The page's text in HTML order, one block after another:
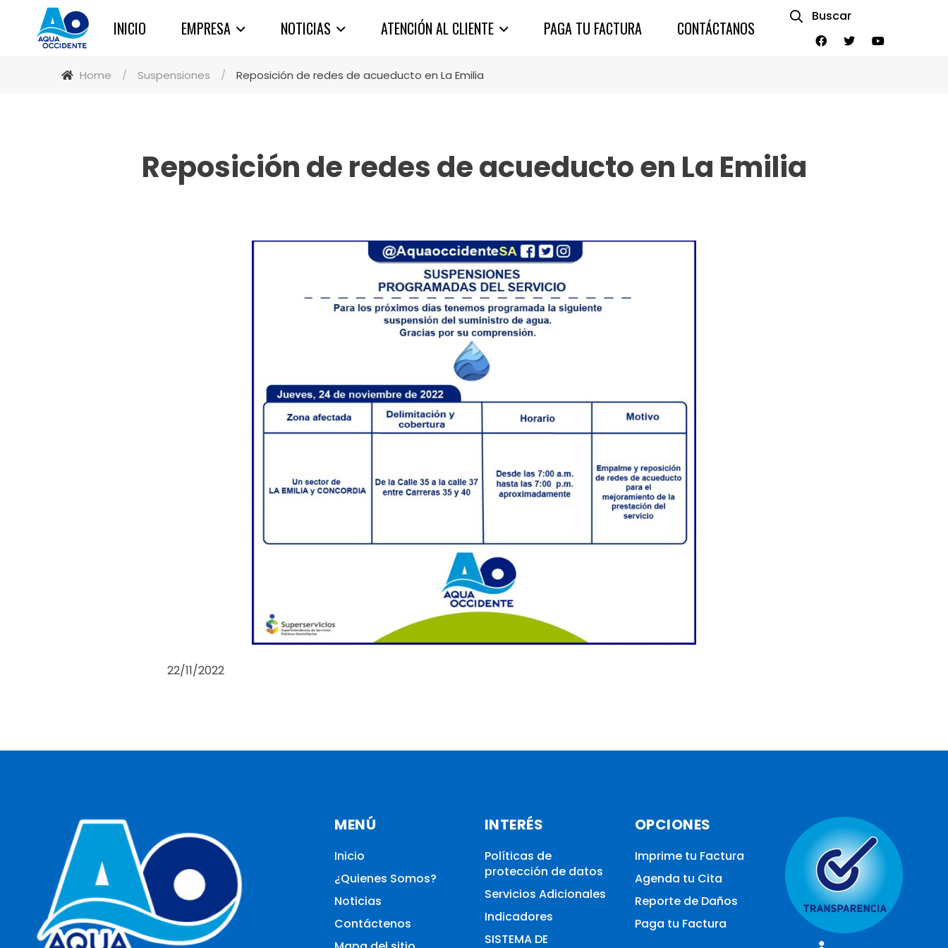
INICIO EMPRESA NOTICIAS ATENCIÓN AL CLIENTE PAGA TU FACTURA CONTÁCTANOS
Buscar
Home / Suspensiones / Reposición de redes de acueducto en La Emilia
Reposición de redes de acueducto en La Emilia
22/11/2022
MENÚ
Inicio
¿Quienes Somos?
Noticias
Contáctenos
INTERÉS
Políticas de
protección de datos
Servicios Adicionales
Indicadores
SISTEMA DE
OPCIONES
Imprime tu Factura
Agenda tu Cita
Reporte de Daños
Paga tu Factura